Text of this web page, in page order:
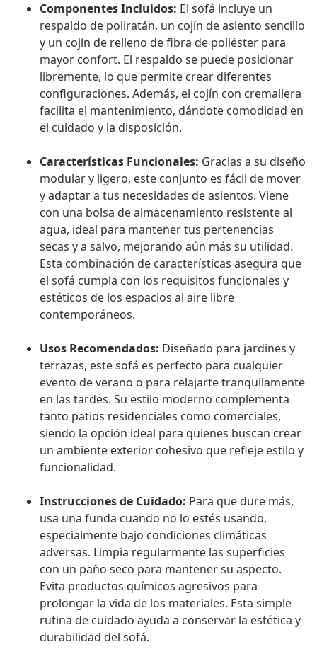
Componentes Incluidos: El sofá incluye un
respaldo de poliratán, un cojín de asiento sencillo
y un cojín de relleno de fibra de poliéster para
mayor confort. El respaldo se puede posicionar
libremente, lo que permite crear diferentes
configuraciones. Además, el cojín con cremallera
facilita el mantenimiento, dándote comodidad en
el cuidado y la disposición.
Características Funcionales: Gracias a su diseño
modular y ligero, este conjunto es fácil de mover
y adaptar a tus necesidades de asientos. Viene
con una bolsa de almacenamiento resistente al
agua, ideal para mantener tus pertenencias
secas y a salvo, mejorando aún más su utilidad.
Esta combinación de características asegura que
el sofá cumpla con los requisitos funcionales y
estéticos de los espacios al aire libre
contemporáneos.
Usos Recomendados: Diseñado para jardines y
terrazas, este sofá es perfecto para cualquier
evento de verano o para relajarte tranquilamente
en las tardes. Su estilo moderno complementa
tanto patios residenciales como comerciales,
siendo la opción ideal para quienes buscan crear
un ambiente exterior cohesivo que refleje estilo y
funcionalidad.
Instrucciones de Cuidado: Para que dure más,
usa una funda cuando no lo estés usando,
especialmente bajo condiciones climáticas
adversas. Limpia regularmente las superficies
con un paño seco para mantener su aspecto.
Evita productos químicos agresivos para
prolongar la vida de los materiales. Esta simple
rutina de cuidado ayuda a conservar la estética y
durabilidad del sofá.